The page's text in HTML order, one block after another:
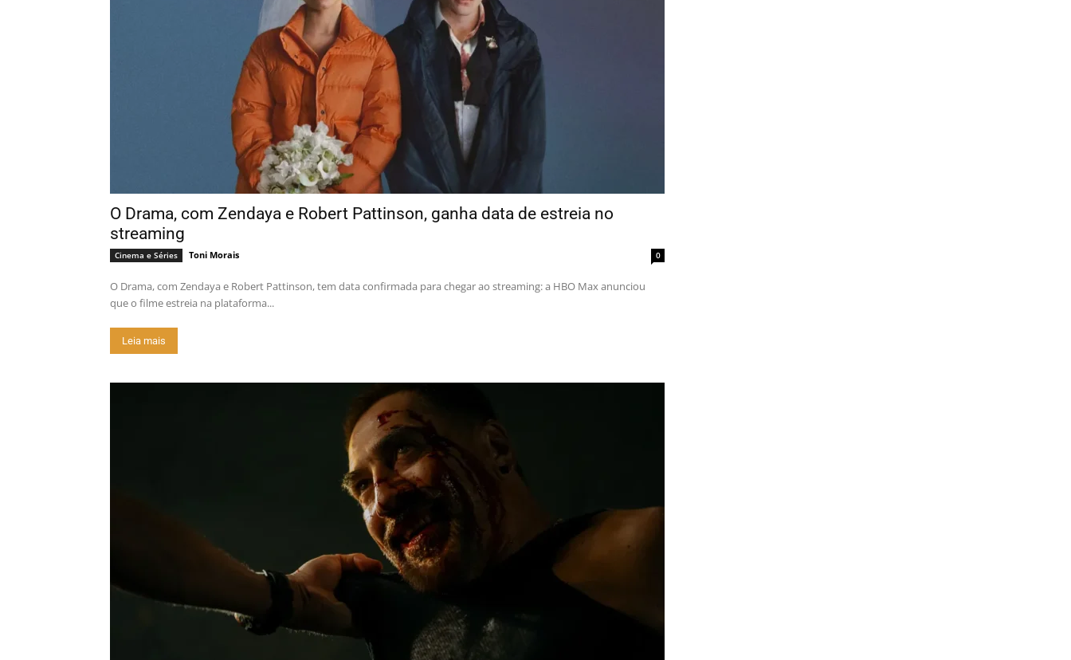
O Drama, com Zendaya e Robert Pattinson, ganha data de estreia no
streaming
Cinema e Séries Toni Morais 0
O Drama, com Zendaya e Robert Pattinson, tem data confirmada para chegar ao streaming: a HBO Max anunciou
que o filme estreia na plataforma...
Leia mais